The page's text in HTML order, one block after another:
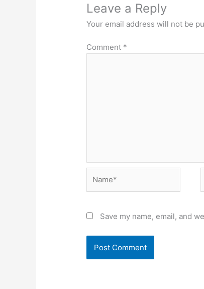
Leave a Reply
Your email address will not be
Comment *
Save my name, email, and